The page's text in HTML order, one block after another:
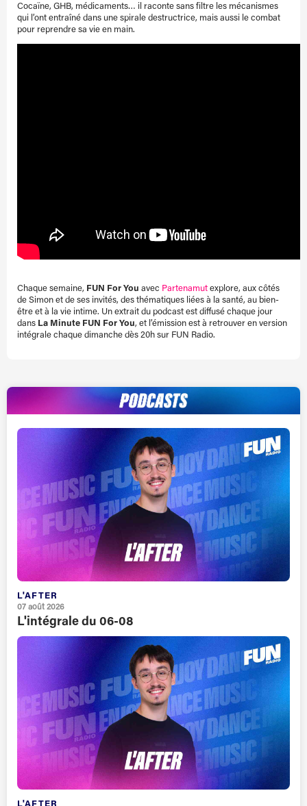
Cocaïne, GHB, médicaments… il raconte sans filtre les mécanismes
qui l’ont entraîné dans une spirale destructrice, mais aussi le combat
pour reprendre sa vie en main.
Chaque semaine, FUN For You avec Partenamut explore, aux côtés
de Simon et de ses invités, des thématiques liées à la santé, au bien-
être et à la vie intime. Un extrait du podcast est diffusé chaque jour
dans La Minute FUN For You, et l’émission est à retrouver en version
intégrale chaque dimanche dès 20h sur FUN Radio.
L'AFTER
07 août 2026
L'intégrale du 06-08
L'AFTER